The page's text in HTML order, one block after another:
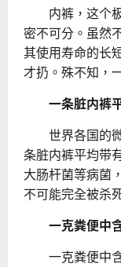
内裤，这个极
密不可分。虽然
其使用寿命的长
才扔。殊不知，
一条脏内裤
世界各国的微
条脏内裤平均带
大肠杆菌等病菌
不可能完全被杀
一克粪便中
一克粪便中含